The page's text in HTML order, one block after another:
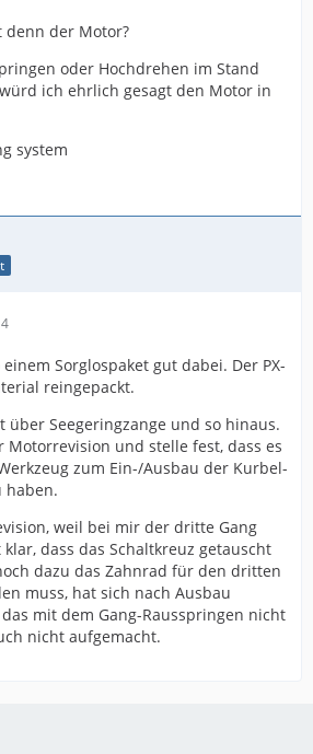
denn der Motor?
oder Hochdrehen im Stand
ich ehrlich gesagt den Motor in
system
Sorglospaket gut dabei. Der PX-
reingepackt.
über Seegeringzange und so hinaus.
und stelle fest, dass es
zum Ein-/Ausbau der Kurbel-
haben.
weil bei mir der dritte Gang
dass das Schaltkreuz getauscht
dazu das Zahnrad für den dritten
muss, hat sich nach Ausbau
mit dem Gang-Rausspringen nicht
nicht aufgemacht.